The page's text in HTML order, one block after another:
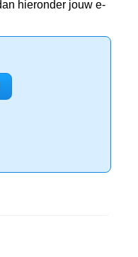
hieronder jouw e-